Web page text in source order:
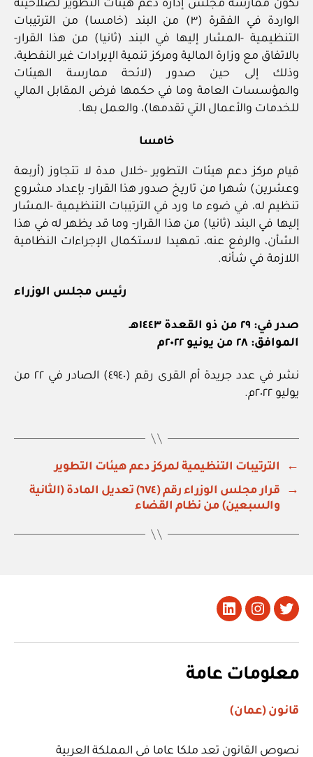
تكون ممارسة مجلس إدارة دعم هيئات التطوير لصلاحيته
الواردة في الفقرة (٣) من البند (خامسا) من الترتيبات
التنظيمية -المشار إليها في البند (ثانيا) من هذا القرار-
بالاتفاق مع وزارة المالية ومركز تنمية الإيرادات غير النفطية،
وذلك إلى حين صدور (لائحة ممارسة الهيئات
والمؤسسات العامة وما في حكمها فرض المقابل المالي
للخدمات والأعمال التي تقدمها)، والعمل بها.
خامسا
قيام مركز دعم هيئات التطوير -خلال مدة لا تتجاوز (أربعة
وعشرين) شهرا من تاريخ صدور هذا القرار- بإعداد مشروع
تنظيم له، في ضوء ما ورد في الترتيبات التنظيمية -المشار
إليها في البند (ثانيا) من هذا القرار- وما قد يظهر له في هذا
الشأن، والرفع عنه، تمهيدا لاستكمال الإجراءات النظامية
اللازمة في شأنه.
رئيس مجلس الوزراء
صدر في: ٢٩ من ذو القعدة ١٤٤٣هـ
الموافق: ٢٨ من يونيو ٢٠٢٢م
نشر في عدد جريدة أم القرى رقم (٤٩٤٠) الصادر في ٢٢ من
يوليو ٢٠٢٢م.
←
الترتيبات التنظيمية لمركز دعم هيئات التطوير
→
قرار مجلس الوزراء رقم (٦٧٤) تعديل المادة (الثانية
والسبعين) من نظام القضاء
تويتر Instagram
LinkedIn
معلومات عامة
قانون (عمان)
نصوص القانون تعد ملكا عاما في المملكة العربية